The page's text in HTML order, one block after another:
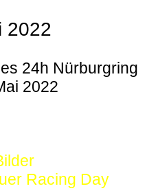
2022
24h Nürburgring
2022
Racing Day